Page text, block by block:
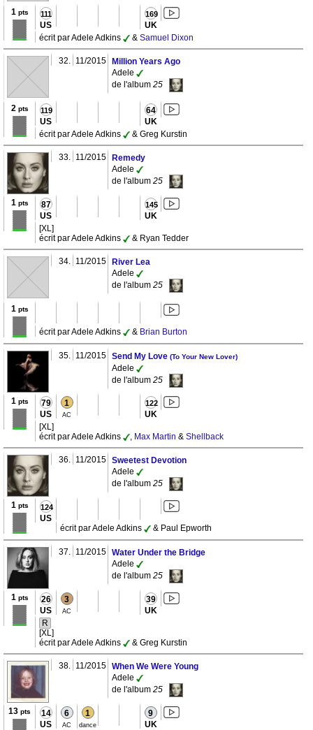
1pts
111
US
169
UK
écrit par Adele Adkins & Samuel Dixon
32. 11/2015
Million Years Ago
Adele
de l'album 25
2pts
119
US
64
UK
écrit par Adele Adkins & Greg Kurstin
33. 11/2015
Remedy
Adele
de l'album 25
1pts 87
US
145
UK
[XL]
écrit par Adele Adkins
& Ryan Tedder
34. 11/2015
River Lea
Adele
de l'album 25
1pts
écrit par Adele Adkins & Brian Burton
35. 11/2015 Send My Love (To Your New Lover)
Adele
de l'album 25
1pts 79
US
1
AC
122
UK
[XL]
écrit par Adele Adkins
, Max Martin & Shellback
36. 11/2015
Sweetest Devotion
Adele
de l'album 25
1pts
124
US
écrit par Adele Adkins & Paul Epworth
37. 11/2015
Water Under the Bridge
Adele
de l'album 25
1pts 26
US
3
AC
39
UK
R
[XL]
écrit par Adele Adkins
& Greg Kurstin
38. 11/2015
When We Were Young
Adele
de l'album 25
13 pts 14
US
6
AC
1
dance
9
UK